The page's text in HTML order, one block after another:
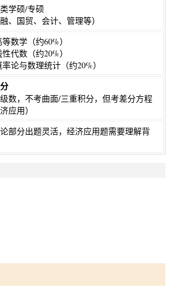
学硕/专硕
融、国贸、会计、管理等）
数学（约60%）
代数（约20%）
论与数理统计（约20%）
级数，不考曲面/三重积分，但考差分方程
应用）
部分出题灵活，经济应用题需要理解背